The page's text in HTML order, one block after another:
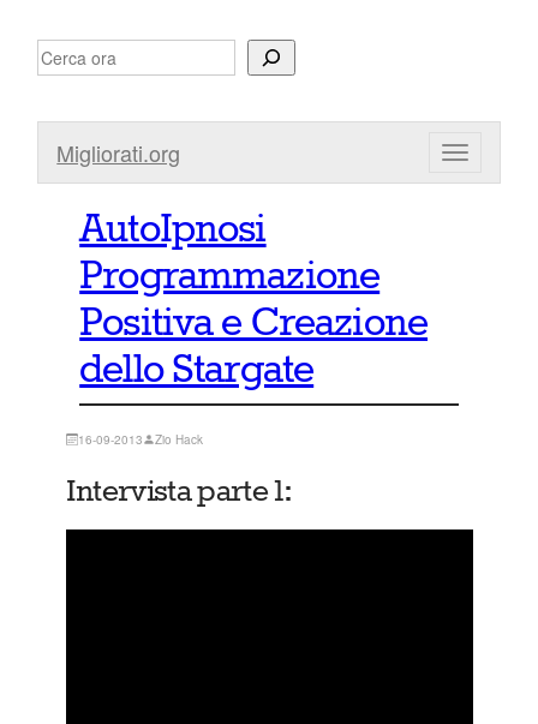
contenuto
Search
Migliorati.org
AutoIpnosi
Programmazione
Positiva e Creazione
dello Stargate
16-09-2013 Zio Hack
Intervista parte 1: